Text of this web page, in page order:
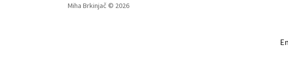
Miha Brkinjač © 2026